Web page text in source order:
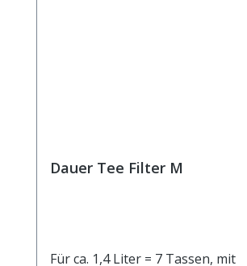
Dauer Tee Filter M
Für ca. 1,4 Liter = 7 Tassen, mit